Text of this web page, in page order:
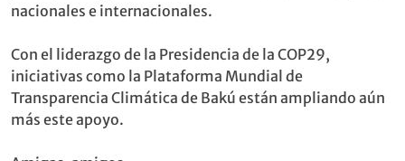
nacionales e internacionales.
Con el liderazgo de la Presidencia de la COP29,
iniciativas como la Plataforma Mundial de
Transparencia Climática de Bakú están ampliando aún
más este apoyo.